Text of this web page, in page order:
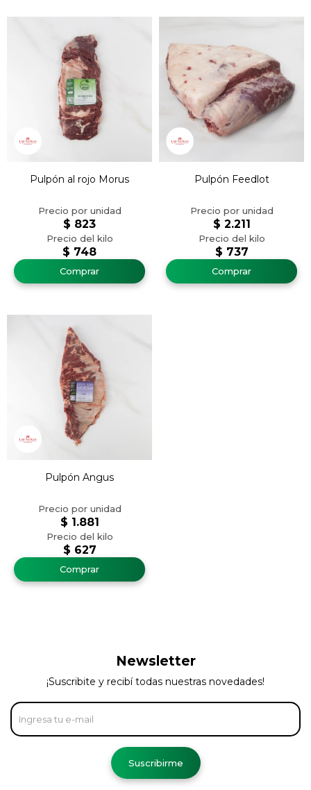
Pulpón al rojo Morus
$ 748
$ 823
Pulpón Feedlot
$ 737
$ 2.211
Pulpón Angus
$ 627
$ 1.881
Newsletter
¡Suscribite y recibí todas nuestras novedades!
Suscribirme